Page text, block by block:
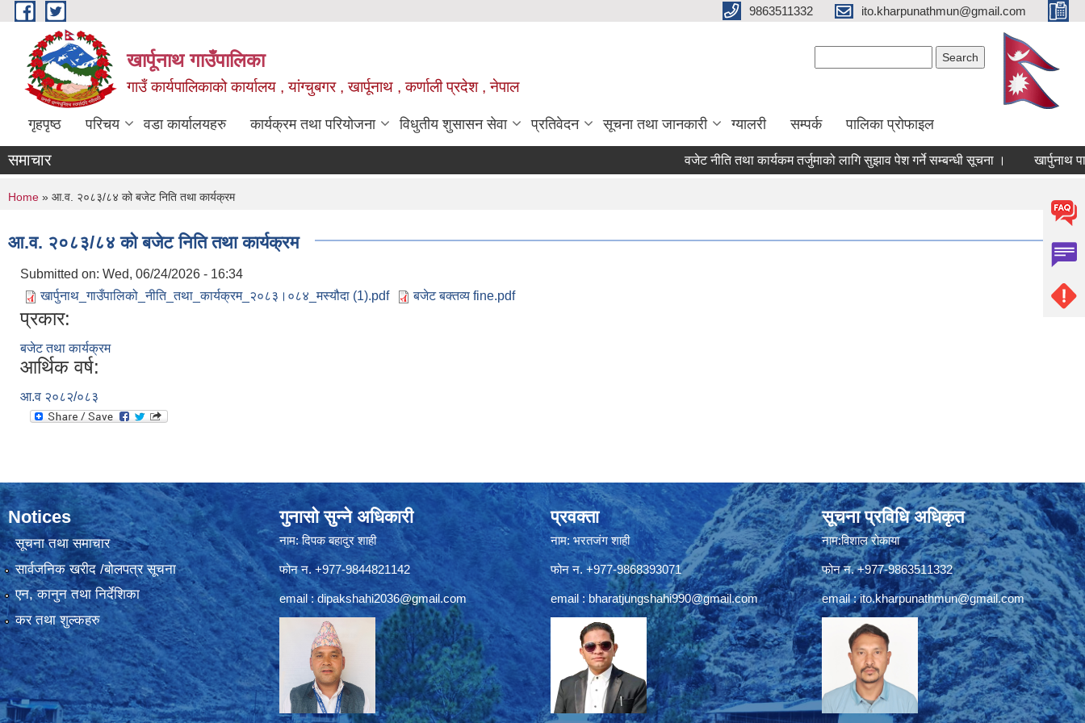
Skip to main content 9863511332 ito.kharpunathmun@gmail.com
खार्पूनाथ गाउँपालिका
गाउँ कार्यपालिकाको कार्यालय , यांग्चुबगर , खार्पूनाथ , कर्णाली प्रदेश , नेपाल
गृहपृष्ठ परिचय वडा कार्यालयहरु कार्यक्रम तथा परियोजना विधुतीय शुसासन सेवा प्रतिवेदन सूचना तथा जानकारी ग्यालरी सम्पर्क पालिका प्राेफाइल
समाचार वजेट नीति तथा कार्यकम तर्जुमाको लागि सुझाव पेश गर्ने सम्बन्धी सूचना । खार्पुनाथ
You are here
Home » आ.व. २०८३/८४ को बजेट निति तथा कार्यक्रम
आ.व. २०८३/८४ को बजेट निति तथा कार्यक्रम
Submitted on: Wed, 06/24/2026 - 16:34
खार्पुनाथ_गाउँपालिको_नीति_तथा_कार्यक्रम_२०८३।०८४_मस्यौदा (1).pdf
बजेट बक्तव्य fine.pdf
प्रकार:
बजेट तथा कार्यक्रम
आर्थिक वर्ष:
आ.व २०८२/०८३
Notices
सूचना तथा समाचार
सार्वजनिक खरीद /बोलपत्र सूचना
एन, कानुन तथा निर्देशिका
कर तथा शुल्कहरु
गुनासो सुन्ने अधिकारी
नाम: दिपक बहादुर शाही
फोन न. +977-9844821142
email :dipakshahi2036@gmail.com
प्रवक्ता
नाम: भरतजंग शाही
फोन न. +977-9868393071
email : bharatjungshahi990@gmail.com
सूचना प्रविधि अधिकृत
नाम:विशाल रोकाया
फोन न. +977-9863511332
email :ito.kharpunathmun@gmail.com